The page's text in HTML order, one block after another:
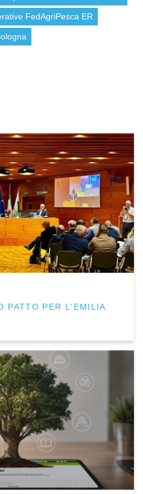
FedAgriPesca ER
PATTO PER L'EMILIA